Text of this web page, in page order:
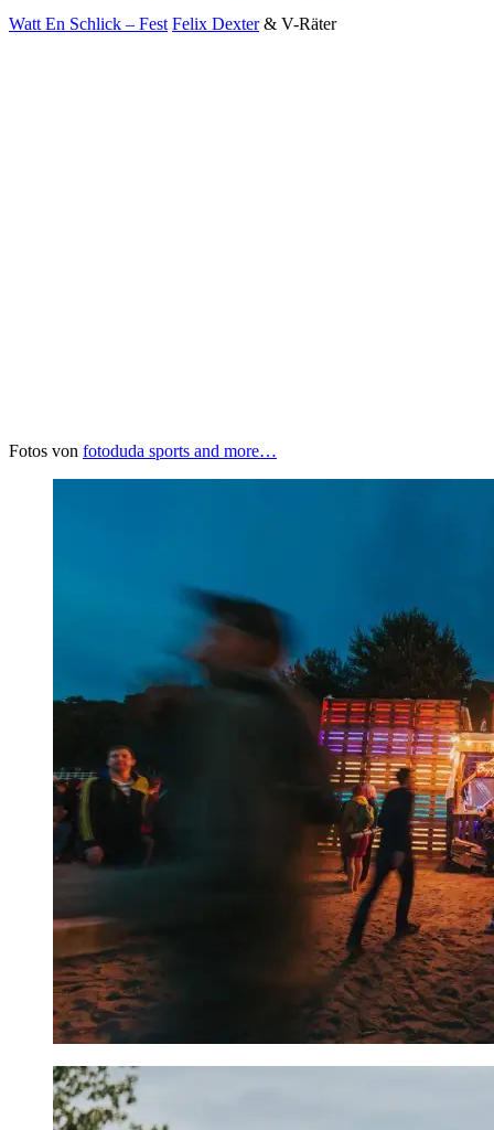
Watt En Schlick – Fest Felix Dexter& V-Räter
Fotos von fotoduda sports and more…